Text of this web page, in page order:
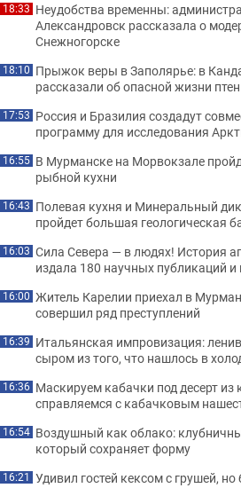
18:33 Неудобства временны:
Александровск рассказала о
Снежногорске
18:10 Прыжок веры в Заполярье: в
рассказали об опасной жизни
17:53 Россия и Бразилия создадут
программу для исследования
16:55 В Мурманске на Морвокзале
рыбной кухни
16:43 Полевая кухня и Минеральный
пройдет большая геологическая
16:03 Сила Севера — в людях! История
издала 180 научных публикаций и
16:00 Житель Карелии приехал в
совершил ряд преступлений
16:39 Итальянская импровизация:
сыром из того, что нашлось в
16:36 Маскируем кабачки под десерт
справляемся с кабачковым
16:54 Воздушный как облако:
который сохраняет форму
16:21 Удивил гостей кексом с грушей, но